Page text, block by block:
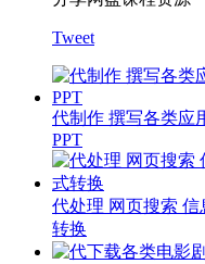
Tweet
代制作 撰写各类应
PPT
代处理 网页搜索 信
转换